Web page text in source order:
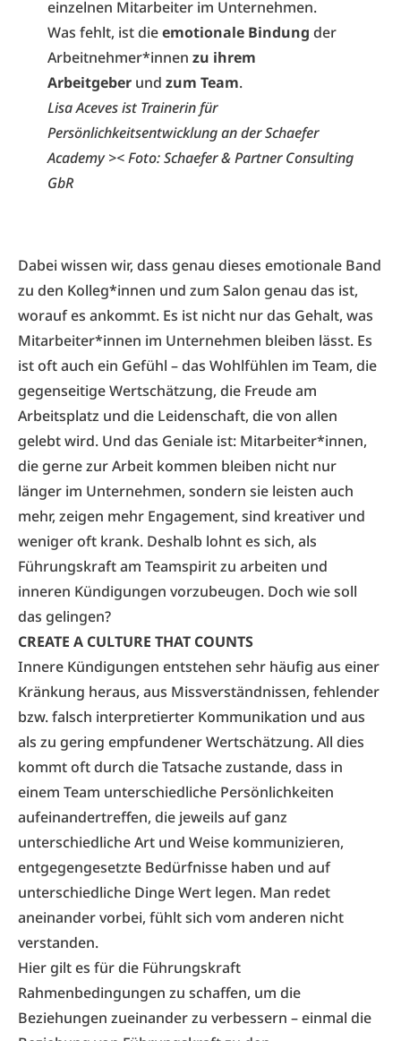
einzelnen Mitarbeiter im Unternehmen.
Was fehlt, ist dieemotionale Bindung der
Arbeitnehmer*innen zu ihrem
Arbeitgeberund zum Team.
Lisa Aceves ist Trainerin für
Persönlichkeitsentwicklung an der Schaefer
Academy >< Foto: Schaefer & Partner Consulting
GbR
Dabei wissen wir, dass genau dieses emotionale Band
zu den Kolleg*innen und zum Salon genau das ist,
worauf es ankommt. Es ist nicht nur das Gehalt, was
Mitarbeiter*innen im Unternehmen bleiben lässt. Es
ist oft auch ein Gefühl – das Wohlfühlen im Team, die
gegenseitige Wertschätzung, die Freude am
Arbeitsplatz und die Leidenschaft, die von allen
gelebt wird. Und das Geniale ist: Mitarbeiter*innen,
die gerne zur Arbeit kommen bleiben nicht nur
länger im Unternehmen, sondern sie leisten auch
mehr, zeigen mehr Engagement, sind kreativer und
weniger oft krank. Deshalb lohnt es sich, als
Führungskraft am Teamspirit zu arbeiten und
inneren Kündigungen vorzubeugen. Doch wie soll
das gelingen?
CREATE A CULTURE THAT COUNTS
Innere Kündigungen entstehen sehr häufig aus einer
Kränkung heraus, aus Missverständnissen, fehlender
bzw. falsch interpretierter Kommunikation und aus
als zu gering empfundener Wertschätzung. All dies
kommt oft durch die Tatsache zustande, dass in
einem Team unterschiedliche Persönlichkeiten
aufeinandertreffen, die jeweils auf ganz
unterschiedliche Art und Weise kommunizieren,
entgegengesetzte Bedürfnisse haben und auf
unterschiedliche Dinge Wert legen. Man redet
aneinander vorbei, fühlt sich vom anderen nicht
verstanden.
Hier gilt es für die Führungskraft
Rahmenbedingungen zu schaffen, um die
Beziehungen zueinander zu verbessern – einmal die